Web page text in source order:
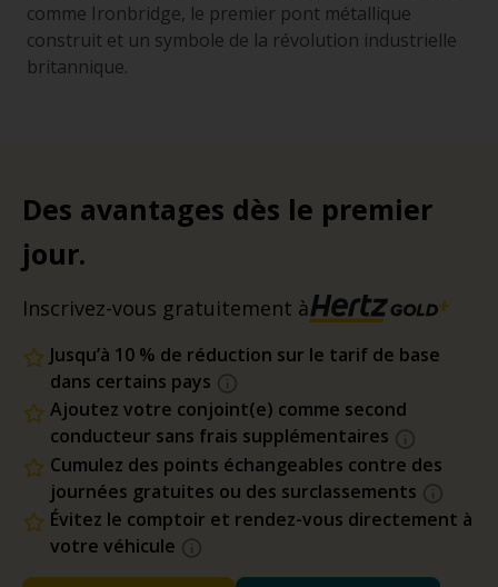
comme Ironbridge, le premier pont métallique
construit et un symbole de la révolution industrielle
britannique.
Des avantages dès le premier
jour.
Inscrivez-vous gratuitement à
Jusqu’à 10 % de réduction sur le tarif de base
dans certains pays
Ajoutez votre conjoint(e) comme second
conducteur sans frais supplémentaires
Cumulez des points échangeables contre des
journées gratuites ou des surclassements
Évitez le comptoir et rendez-vous directement à
votre véhicule